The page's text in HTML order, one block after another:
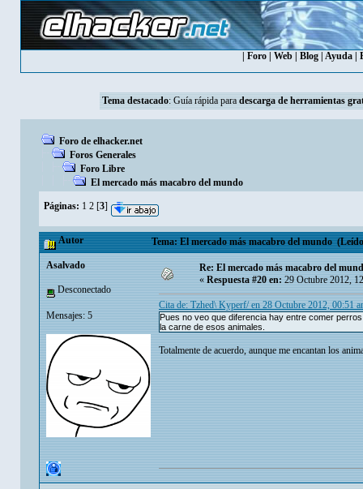
Foro| Web| Blog| Ayuda|
Tema destacado: Guía rápida para descarga de herramientas
Foro de elhacker.net
Foros Generales
Foro Libre
El mercado más macabro del mundo
Páginas: 1 2 [3]
Autor Tema: El mercado más macabro del mundo (Leído
Asalvado
Desconectado
Mensajes: 5
Re: El mercado más macabro del
«Respuesta #20 en:29 Octubre 2012,
Cita de: Tzhed\ Kyperf/ en 28 Octubre 2012, 00:51
Pues no veo que diferencia hay entre comer
la carne de esos animales.
Totalmente de acuerdo, aunque me encantan los